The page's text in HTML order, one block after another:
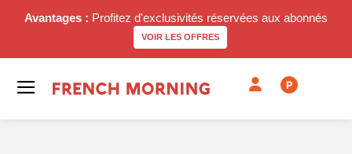
Avantages : Profitez d'exclusivités réservées aux abonnés
VOIR LES OFFRES
P